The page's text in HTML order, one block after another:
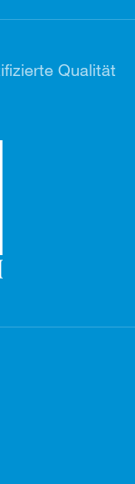
Qualität